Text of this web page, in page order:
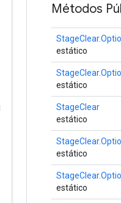
Métodos
estático
estático
StageClear
estático
estático
estático